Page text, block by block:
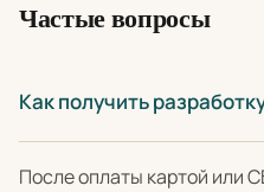
Частые вопросы
Как получить
После оплаты картой или